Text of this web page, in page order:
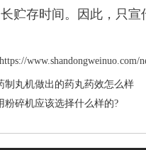
贮存时间。
因此，只宣
https://www.shandongweinuo.com/
制丸机做出的药丸药效怎么样
粉碎机应该选择什么样的?